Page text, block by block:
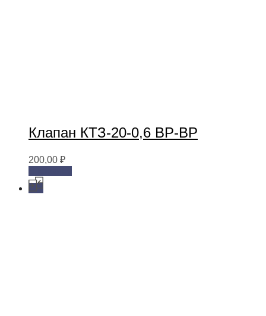
Клапан КТЗ-20-0,6 ВР-ВР
200,00 ₽